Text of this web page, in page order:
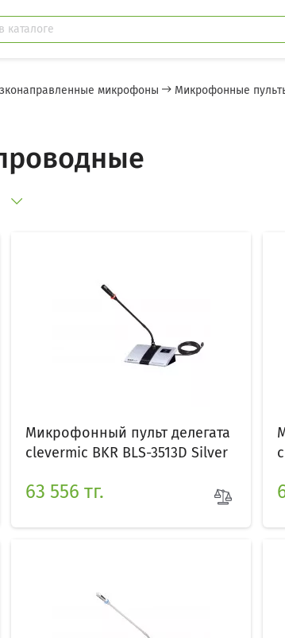
микрофоны Микрофонные
Микрофонный пульт делегата
clevermic BKR BLS-3513D Silver
63 556 тг.